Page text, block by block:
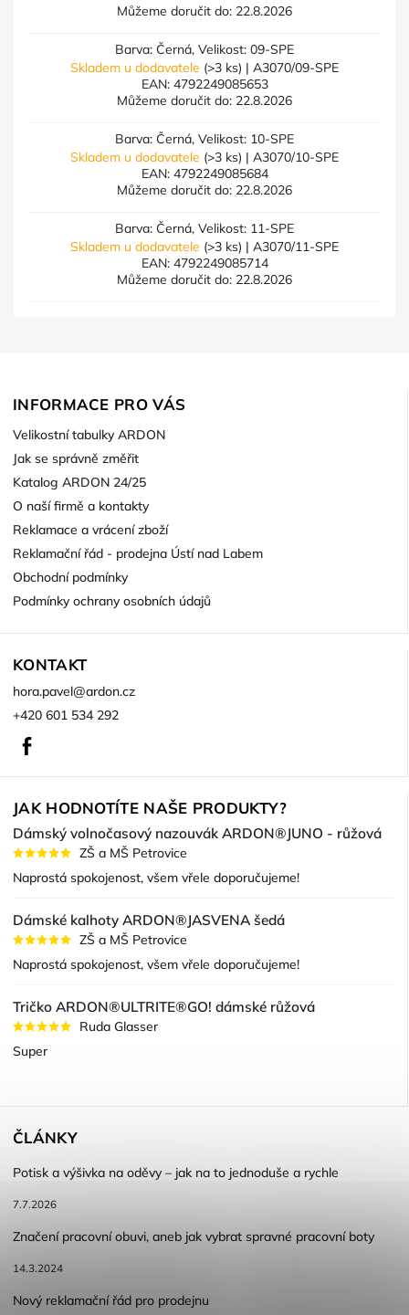
Můžeme doručit do: 22.8.2026
Barva: Černá, Velikost: 09-SPE
Skladem u dodavatele (>3 ks) | A3070/09-SPE
EAN: 4792249085653
Můžeme doručit do: 22.8.2026
Barva: Černá, Velikost: 10-SPE
Skladem u dodavatele (>3 ks) | A3070/10-SPE
EAN: 4792249085684
Můžeme doručit do: 22.8.2026
Barva: Černá, Velikost: 11-SPE
Skladem u dodavatele (>3 ks) | A3070/11-SPE
EAN: 4792249085714
Můžeme doručit do: 22.8.2026
INFORMACE PRO VÁS
Velikostní tabulky ARDON
Jak se správně změřit
Katalog ARDON 24/25
O naší firmě a kontakty
Reklamace a vrácení zboží
Reklamační řád - prodejna Ústí nad Labem
Obchodní podmínky
Podmínky ochrany osobních údajů
KONTAKT
hora.pavel@ardon.cz
+420 601 534 292
JAK HODNOTÍTE NAŠE PRODUKTY?
Dámský volnočasový nazouvák ARDON®JUNO - růžová
ZŠ a MŠ Petrovice
Naprostá spokojenost, všem vřele doporučujeme!
Dámské kalhoty ARDON®JASVENA šedá
ZŠ a MŠ Petrovice
Naprostá spokojenost, všem vřele doporučujeme!
Tričko ARDON®ULTRITE®GO! dámské růžová
Ruda Glasser
Super
ČLÁNKY
Potisk a výšivka na oděvy – jak na to jednoduše a rychle
7.7.2026
Značení pracovní obuvi, aneb jak vybrat spravné pracovní boty
14.3.2024
Nový reklamační řád pro prodejnu